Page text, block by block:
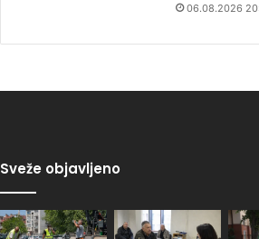
06.08.2026
Sveže objavljeno